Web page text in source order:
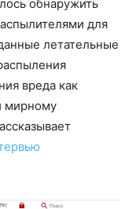
обнаружить
для
летательные
вреда как
мирному